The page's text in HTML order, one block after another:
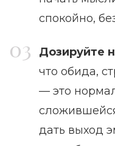
спокойно,
Дозируйте
что обида,
— это
дать выход